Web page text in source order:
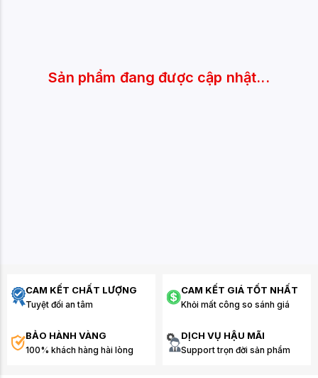
Sản phẩm đang được cập nhật...
CAM KẾT CHẤT LƯỢNG
Tuyệt đối an tâm
CAM KẾT GIÁ TỐT NHẤT
Khỏi mất công so sánh giá
BẢO HÀNH VÀNG
100% khách hàng hài lòng
DỊCH VỤ HẬU MÃI
Support trọn đời sản phẩm